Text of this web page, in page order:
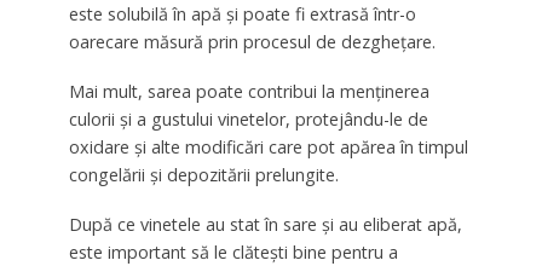
este solubilă în apă și poate fi extrasă într-o
oarecare măsură prin procesul de dezghețare.
Mai mult, sarea poate contribui la menținerea
culorii și a gustului vinetelor, protejându-le de
oxidare și alte modificări care pot apărea în timpul
congelării și depozitării prelungite.
După ce vinetele au stat în sare și au eliberat apă,
este important să le clătești bine pentru a